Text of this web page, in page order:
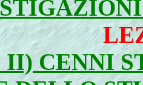
CENNI